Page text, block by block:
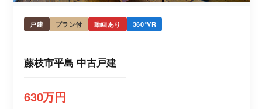
戸建 プラン付 動画あり 360°VR
藤枝市平島 中古戸建
630万円